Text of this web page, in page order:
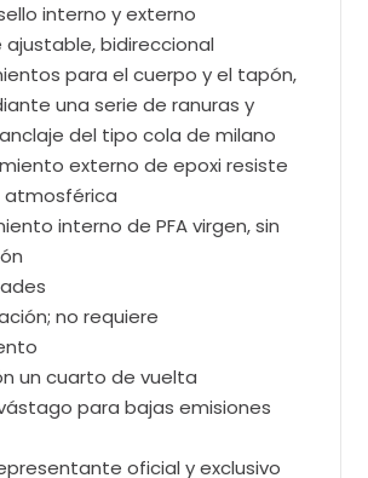
interno y externo
bidireccional
para el cuerpo y el tapón,
una serie de ranuras y
del tipo cola de milano
externo de epoxi resiste
atmosférica
interno de PFA virgen, sin
no requiere
un cuarto de vuelta
para bajas emisiones
oficial y exclusivo